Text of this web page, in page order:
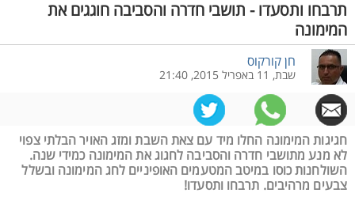
תרבחו ותסעדו - תושבי חדרה והסביבה חוגגים את
המימונה
חן קורקוס
שבת, 11 באפריל 2015, 21:40
חגיגות המימונה החלו מיד עם צאת השבת ומזג האויר הבלתי צפוי
לא מנע מתושבי חדרה והסביבה לחגוג את המימונה כמידי שנה.
השולחנות כוסו במיטב המטעמים האופיניים לחג המימונה ובשלל
צבעים מרהיבים. תרבחו ותסעדו!